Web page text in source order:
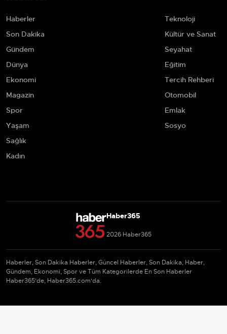
Haberler
Son Dakika
Gündem
Dünya
Ekonomi
Magazin
Spor
Yaşam
Sağlık
Kadın
Teknoloji
Kültür ve Sanat
Seyahat
Eğitim
Tercih Rehberi
Otomobil
Emlak
Sosyo
Haber365
2026 Haber365
Haberler, Son Dakika Haberler, Güncel Haberler, Son Dakika, Haber,
Gündem, Ekonomi, Spor ve Tüm Kategorilerde En Son Haberler
Haber365'de, Haber365.com'da.